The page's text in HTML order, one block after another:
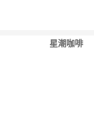
星潮咖啡